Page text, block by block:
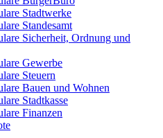
Stadtwerke
Standesamt
Sicherheit, Ordnung und
Gewerbe
Steuern
Bauen und Wohnen
Stadtkasse
Finanzen